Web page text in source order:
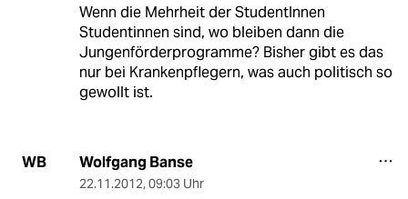
Wenn die Mehrheit der StudentInnen
Studentinnen sind, wo bleiben dann die
Jungenförderprogramme? Bisher gibt es das
nur bei Krankenpflegern, was auch politisch so
gewollt ist.
WB Wolfgang Banse
22.11.2012, 09:03 Uhr